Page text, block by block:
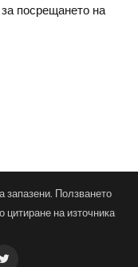
посрещането на
Ползването
цитиране на източника